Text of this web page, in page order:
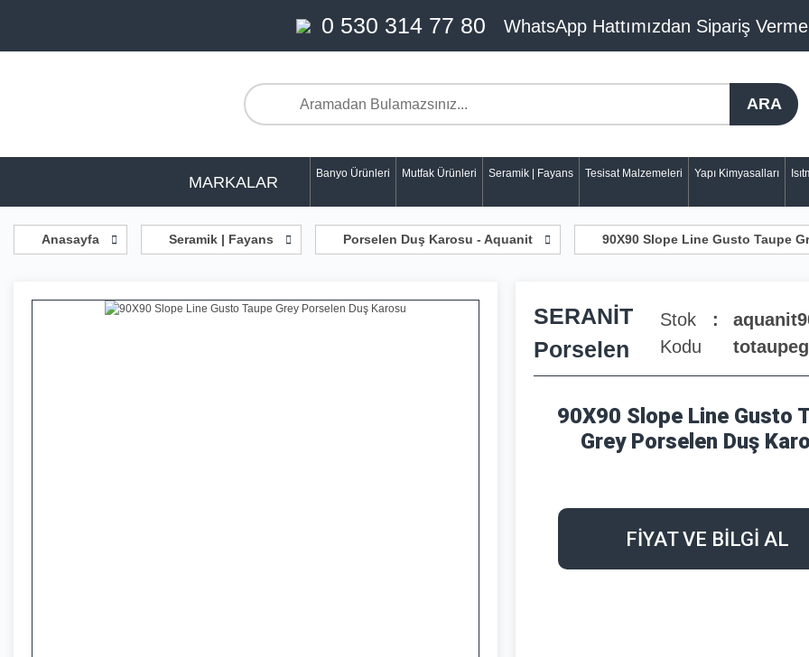
0 530 314 77 80 WhatsApp Hattımızdan Sipariş
ARA
MARKALAR Banyo Ürünleri Mutfak Ürünleri Seramik | Fayans Tesisat Malzemeleri Yapı Kimyasalları
Anasayfa Seramik | Fayans Porselen Duş Karosu - Aquanit 90X90 Slope Line Gusto Taupe
SERANİT
Porselen
Stok
Kodu
90X90 Slope Line Gusto
Grey Porselen Duş
FİYAT VE BİLGİ AL